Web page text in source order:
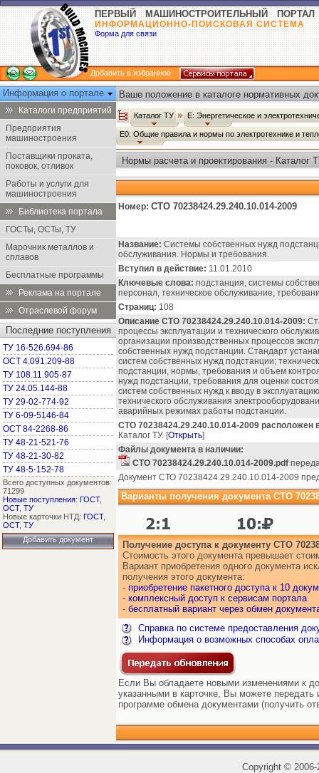
ПЕРВЫЙ МАШИНОСТРОИТЕЛЬНЫЙ ПОРТАЛ
ИНФОРМАЦИОННО-ПОИСКОВАЯ СИСТЕМА
Форма для связи
Добавить в избранное
Информация о портале
Каталоги предприятий
Предприятия
машиностроения
Поставщики проката,
поковок, отливок
Работы и услуги для
машиностроения
Библиотека портала
ГОСТы, ОСТы, ТУ
Марочник металлов и
сплавов
Бесплатные программы
Реклама на портале
Отраслевой форум
Последние поступления
ТУ 16-526.694-86
ОСТ 4.091.209-88
ТУ 108.11.905-87
ТУ 24.05.144-88
ТУ 29-02-774-92
ТУ 6-09-5146-84
ОСТ 84-2268-86
ТУ 48-21-521-76
ТУ 48-21-30-82
ТУ 48-5-152-78
Всего доступных документов:
71299
Новые поступления: ГОСТ,
ОСТ, ТУ
Новые карточки НТД: ГОСТ,
ОСТ, ТУ
Добавить документ
Ваше положение в каталоге нормативных
Каталог ТУ Е: Энергетическое и
Е0: Общие правила и нормы по электротехнике и
Нормы расчета и проектирования - Каталог
Номер: СТО 70238424.29.240.10.014-2009
Название: Системы собственных нужд
обслуживания. Нормы и требования.
Вступил в действие: 11.01.2010
Ключевые слова: подстанция, системы
персонал, техническое обслуживание,
Страниц: 108
Описание СТО 70238424.29.240.10.014-2009:
процессы эксплуатации и технического
организации производственных процессов
собственных нужд подстанции. Стандарт
систем собственных нужд подстанции;
подстанции, нормы, требования и объем
нужд подстанции, требования для оценки
систем собственных нужд к вводу в
технического обслуживания
аварийных режимах работы подстанции.
СТО 70238424.29.240.10.014-2009 расположен
Каталог ТУ. [Открыть]
Файлы документа в наличии:
СТО 70238424.29.240.10.014-2009.pdf
Документ СТО 70238424.29.240.10.014-2009
Варианты получения документа СТО
Получение доступа к документу СТО
Стоимость этого документа превышает
Вариант приобретения одного документа
получения этого документа:
- приобретение пакетного доступа к 10
- комплексный доступ к сервисам портала
- бесплатный вариант через обмен
Справка по системе предоставления
Информация о возможных способах
Если Вы обладаете новыми изменениями к
указанными в карточке, Вы можете передать
программе обмена документами (получить
Copyright ©